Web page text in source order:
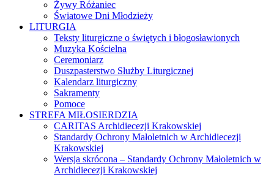
Żywy Różaniec
Światowe Dni Młodzieży
LITURGIA
Teksty liturgiczne o świętych i błogosławionych
Muzyka Kościelna
Ceremoniarz
Duszpasterstwo Służby Liturgicznej
Kalendarz liturgiczny
Sakramenty
Pomoce
STREFA MIŁOSIERDZIA
CARITAS Archidiecezji Krakowskiej
Standardy Ochrony Małoletnich w Archidiecezji
Krakowskiej
Wersja skrócona – Standardy Ochrony Małoletnich w
Archidiecezji Krakowskiej